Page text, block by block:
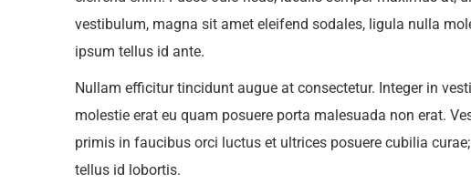
vestibulum, magna sit amet eleifend sodales, ligula nulla
ipsum tellus id ante.
Nullam efficitur tincidunt augue at consectetur. Integer in
molestie erat eu quam posuere porta malesuada non erat.
primis in faucibus orci luctus et ultrices posuere cubilia
tellus id lobortis.